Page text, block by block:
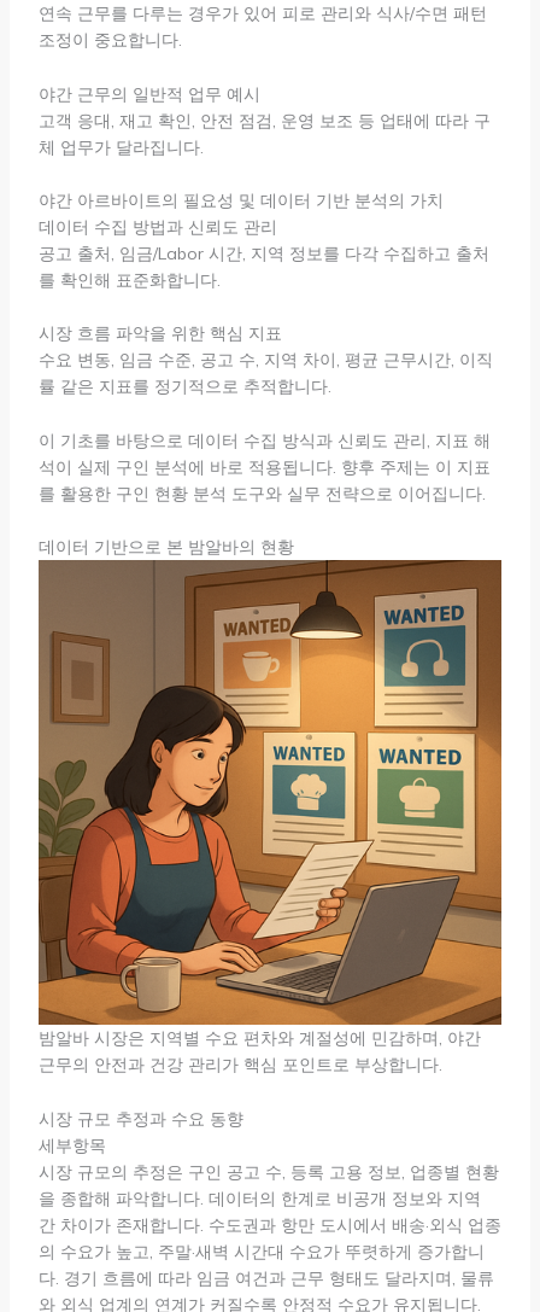
연속 근무를 다루는 경우가 있어 피로 관리와 식사/수면 패턴
조정이 중요합니다.
야간 근무의 일반적 업무 예시
고객 응대, 재고 확인, 안전 점검, 운영 보조 등 업태에 따라 구
체 업무가 달라집니다.
야간 아르바이트의 필요성 및 데이터 기반 분석의 가치
데이터 수집 방법과 신뢰도 관리
공고 출처, 임금/Labor 시간, 지역 정보를 다각 수집하고 출처
를 확인해 표준화합니다.
시장 흐름 파악을 위한 핵심 지표
수요 변동, 임금 수준, 공고 수, 지역 차이, 평균 근무시간, 이직
률 같은 지표를 정기적으로 추적합니다.
이 기초를 바탕으로 데이터 수집 방식과 신뢰도 관리, 지표 해
석이 실제 구인 분석에 바로 적용됩니다. 향후 주제는 이 지표
를 활용한 구인 현황 분석 도구와 실무 전략으로 이어집니다.
데이터 기반으로 본 밤알바의 현황
밤알바 시장은 지역별 수요 편차와 계절성에 민감하며, 야간
근무의 안전과 건강 관리가 핵심 포인트로 부상합니다.
시장 규모 추정과 수요 동향
세부항목
시장 규모의 추정은 구인 공고 수, 등록 고용 정보, 업종별 현황
을 종합해 파악합니다. 데이터의 한계로 비공개 정보와 지역
간 차이가 존재합니다. 수도권과 항만 도시에서 배송·외식 업종
의 수요가 높고, 주말·새벽 시간대 수요가 뚜렷하게 증가합니
다. 경기 흐름에 따라 임금 여건과 근무 형태도 달라지며, 물류
와 외식 업계의 연계가 커질수록 안정적 수요가 유지됩니다.